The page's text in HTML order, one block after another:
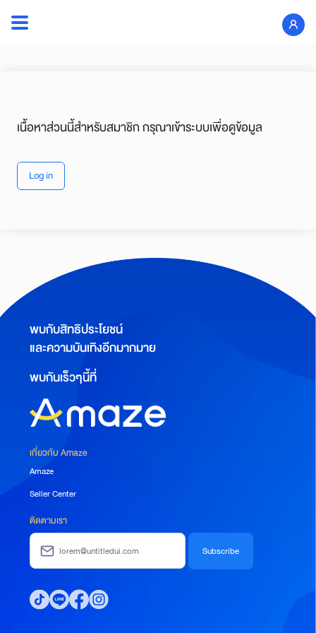
เนื้อหาส่วนนี้สำหรับสมาชิก กรุณาเข้าระบบเพื่อดูข้อมูล
Log in
พบกับสิทธิประโยชน์
และความบันเทิงอีกมากมาย
พบกันเร็วๆนี้ที่
เกี่ยวกับ Amaze
Amaze
Seller Center
ติดตามเรา